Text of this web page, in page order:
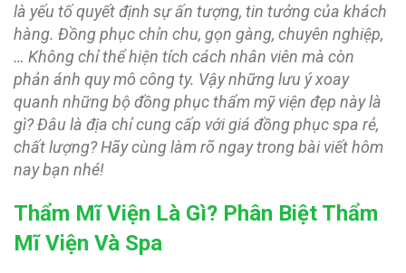
là yếu tố quyết định sự ấn tượng, tin tưởng của khách
hàng. Đồng phục chỉn chu, gọn gàng, chuyên nghiệp,
… Không chỉ thể hiện tích cách nhân viên mà còn
phản ánh quy mô công ty. Vậy những lưu ý xoay
quanh những bộ đồng phục thẩm mỹ viện đẹp này là
gì? Đâu là địa chỉ cung cấp với giá đồng phục spa rẻ,
chất lượng? Hãy cùng làm rõ ngay trong bài viết hôm
nay bạn nhé!
Thẩm Mĩ Viện Là Gì? Phân Biệt Thẩm
Mĩ Viện Và Spa